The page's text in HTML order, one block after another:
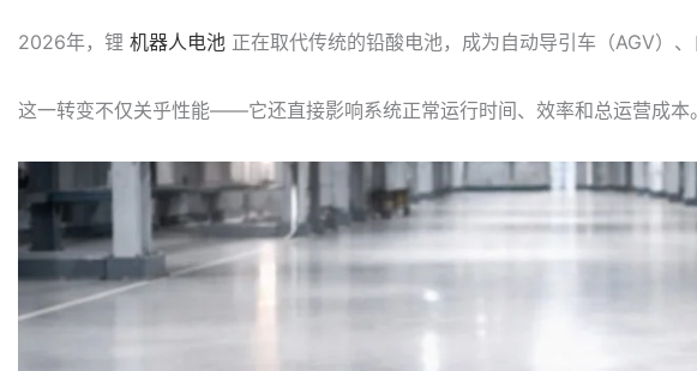
2026年，锂 机器人电池 正在取代传统的铅酸电池，成为自动导引车（AGV）
这一转变不仅关乎性能——它还直接影响系统正常运行时间、效率和总运营成本